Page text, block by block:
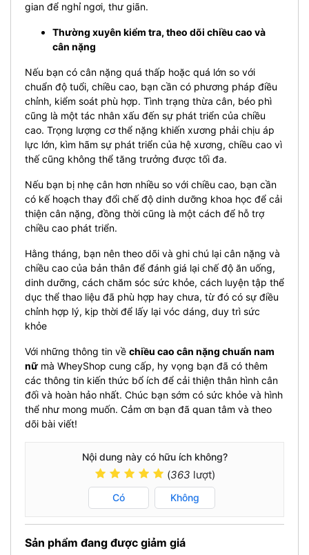
gian để nghỉ ngơi, thư giãn.
Thường xuyên kiểm tra, theo dõi chiều cao và
cân nặng
Nếu bạn có cân nặng quá thấp hoặc quá lớn so với
chuẩn độ tuổi, chiều cao, bạn cần có phương pháp điều
chỉnh, kiểm soát phù hợp. Tình trạng thừa cân, béo phì
cũng là một tác nhân xấu đến sự phát triển của chiều
cao. Trọng lượng cơ thể nặng khiến xương phải chịu áp
lực lớn, kìm hãm sự phát triển của hệ xương, chiều cao vì
thế cũng không thể tăng trưởng được tối đa.
Nếu bạn bị nhẹ cân hơn nhiều so với chiều cao, bạn cần
có kế hoạch thay đổi chế độ dinh dưỡng khoa học để cải
thiện cân nặng, đồng thời cũng là một cách để hỗ trợ
chiều cao phát triển.
Hằng tháng, bạn nên theo dõi và ghi chú lại cân nặng và
chiều cao của bản thân để đánh giá lại chế độ ăn uống,
dinh dưỡng, cách chăm sóc sức khỏe, cách luyện tập thể
dục thể thao liệu đã phù hợp hay chưa, từ đó có sự điều
chỉnh hợp lý, kịp thời để lấy lại vóc dáng, duy trì sức
khỏe
Với những thông tin về chiều cao cân nặng chuẩn nam
nữ mà WheyShop cung cấp, hy vọng bạn đã có thêm
các thông tin kiến thức bổ ích để cải thiện thân hình cân
đối và hoàn hảo nhất. Chúc bạn sớm có sức khỏe và hình
thể như mong muốn. Cảm ơn bạn đã quan tâm và theo
dõi bài viết!
Nội dung này có hữu ích không?
(363 lượt)
Có Không
Sản phẩm đang được giảm giá